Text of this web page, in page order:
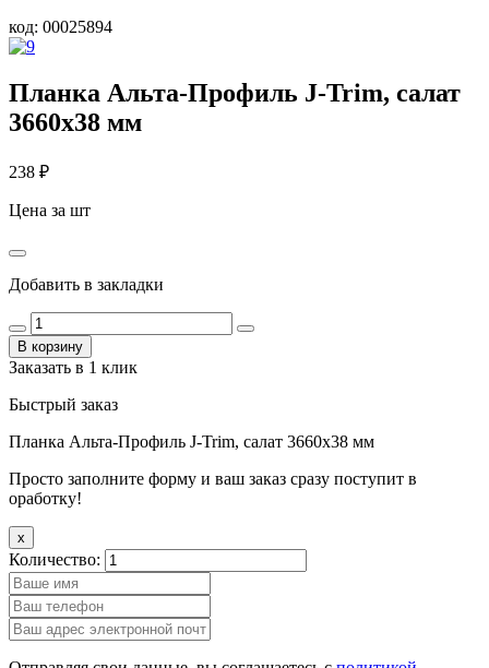
код: 00025894
Планка Альта-Профиль J-Trim, салат
3660х38 мм
238 ₽
Цена за шт
Добавить в закладки
В корзину
Заказать в 1 клик
Быстрый заказ
Планка Альта-Профиль J-Trim, салат 3660х38 мм
Просто заполните форму и ваш заказ сразу поступит в
оработку!
x
Количество: